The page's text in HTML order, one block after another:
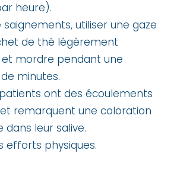
heure).
saignements, utiliser une gaze
de thé légèrement
mordre pendant une
minutes.
ont des écoulements
remarquent une coloration
dans leur salive.
efforts physiques.